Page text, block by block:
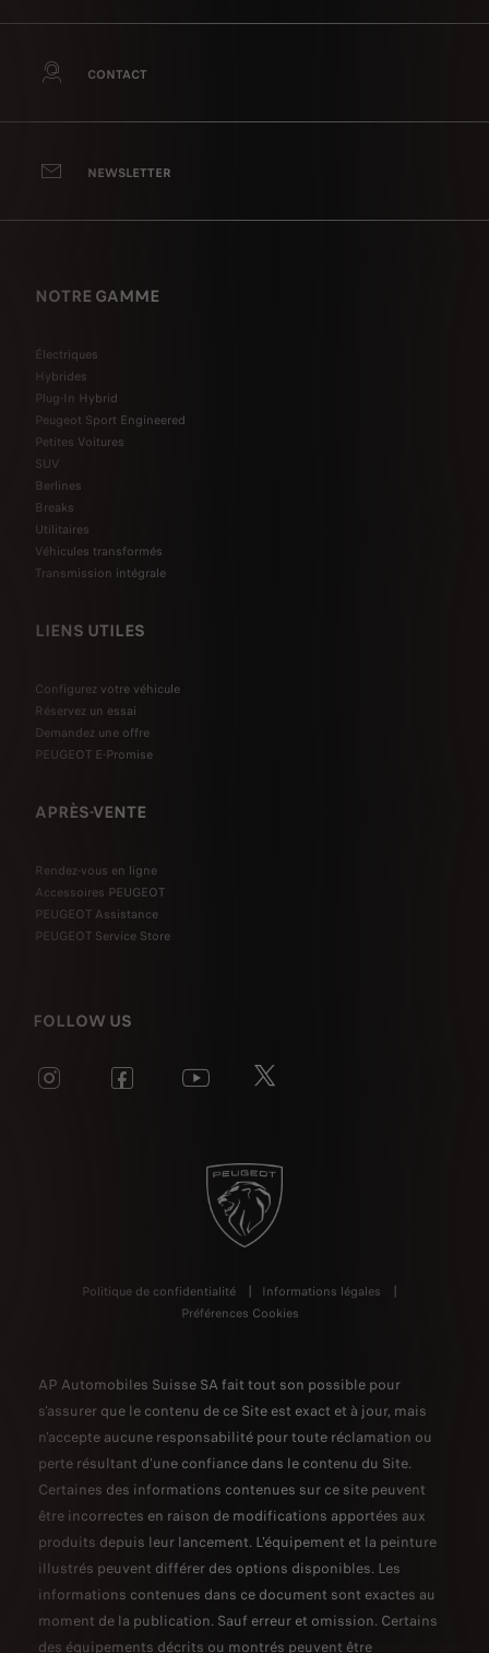
CONTACT
NEWSLETTER
NOTRE GAMME
Électriques
Hybrides
Plug-In Hybrid
Peugeot Sport Engineered
Petites Voitures
SUV
Berlines
Breaks
Utilitaires
Véhicules transformés
Transmission intégrale
LIENS UTILES
Configurez votre véhicule
Réservez un essai
Demandez une offre
PEUGEOT E-Promise
APRÈS-VENTE
Rendez-vous en ligne
Accessoires PEUGEOT
PEUGEOT Assistance
PEUGEOT Service Store
FOLLOW US
Politique de confidentialité
Informations légales
Préférences Cookies
AP Automobiles Suisse SA fait tout son possible pour
s'assurer que le contenu de ce Site est exact et à jour, mais
n'accepte aucune responsabilité pour toute réclamation ou
perte résultant d'une confiance dans le contenu du Site.
Certaines des informations contenues sur ce site peuvent
être incorrectes en raison de modifications apportées aux
produits depuis leur lancement. L'équipement et la peinture
illustrés peuvent différer des options disponibles. Les
informations contenues dans ce document sont exactes au
moment de la publication. Sauf erreur et omission. Certains
des équipements décrits ou montrés peuvent être